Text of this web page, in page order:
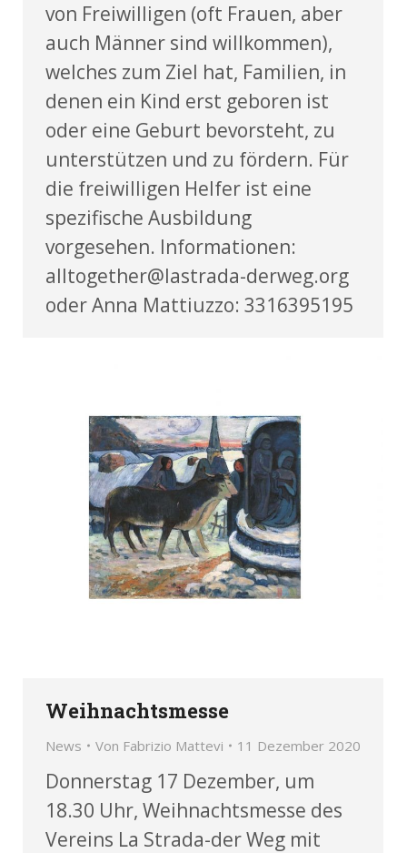
von Freiwilligen (oft Frauen, aber
auch Männer sind willkommen),
welches zum Ziel hat, Familien, in
denen ein Kind erst geboren ist
oder eine Geburt bevorsteht, zu
unterstützen und zu fördern. Für
die freiwilligen Helfer ist eine
spezifische Ausbildung
vorgesehen. Informationen:
alltogether@lastrada-derweg.org
oder Anna Mattiuzzo: 3316395195
Weihnachtsmesse
News Von Fabrizio Mattevi 11 Dezember 2020
Donnerstag 17 Dezember, um
18.30 Uhr, Weihnachtsmesse des
Vereins La Strada-der Weg mit